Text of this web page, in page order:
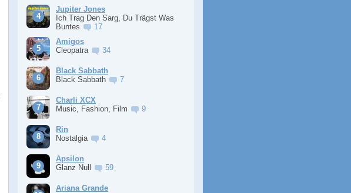
Jupiter Jones
Ich Trag Den Sarg, Du Trägst Was
Buntes
17
Amigos
Cleopatra
34
Black Sabbath
Black Sabbath
7
Charli XCX
Music, Fashion, Film
9
Rin
Nostalgia
4
Apsilon
Glanz Null
59
Ariana Grande